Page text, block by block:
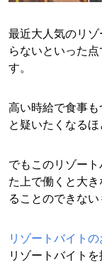
最近大人気のリ
らないといった
す。
高い時給で食事
と疑いたくなるほ
でもこのリゾー
た上で働くと大
ることのできない
リゾートバイト
リゾートバイトを